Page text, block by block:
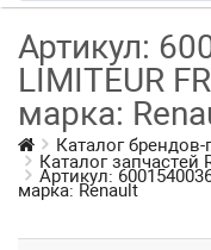
Артикул:
LIMITEUR
марка:
Каталог
Каталог запчастей
Артикул:
марка: Renault